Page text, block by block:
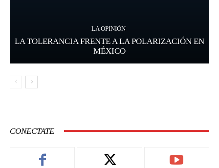
LA OPINIÓN
LA TOLERANCIA FRENTE A LA POLARIZACIÓN EN
MÉXICO
CONECTATE